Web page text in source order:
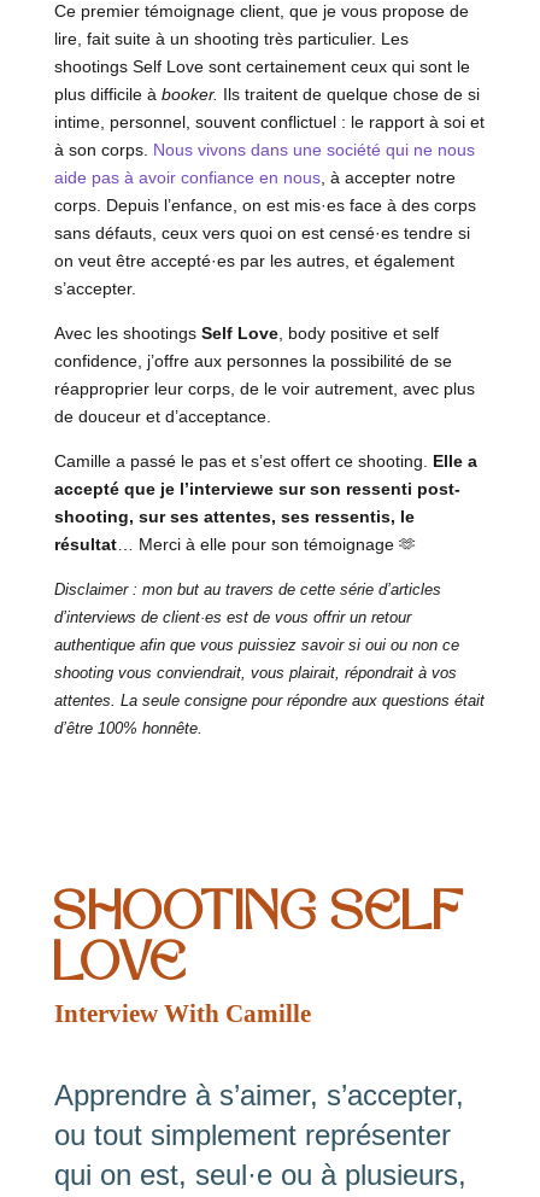
Ce premier témoignage client, que je vous propose de
lire, fait suite à un shooting très particulier. Les
shootings Self Love sont certainement ceux qui sont le
plus difficile à booker. Ils traitent de quelque chose de si
intime, personnel, souvent conflictuel : le rapport à soi et
à son corps. Nous vivons dans une société qui ne nous
aide pas à avoir confiance en nous, à accepter notre
corps. Depuis l’enfance, on est mis·es face à des corps
sans défauts, ceux vers quoi on est censé·es tendre si
on veut être accepté·es par les autres, et également
s’accepter.
Avec les shootings Self Love, body positive et self
confidence, j’offre aux personnes la possibilité de se
réapproprier leur corps, de le voir autrement, avec plus
de douceur et d’acceptance.
Camille a passé le pas et s’est offert ce shooting. Elle a
accepté que je l’interviewe sur son ressenti post-
shooting, sur ses attentes, ses ressentis, le
résultat… Merci à elle pour son témoignage 🫶
Disclaimer : mon but au travers de cette série d’articles
d’interviews de client·es est de vous offrir un retour
authentique afin que vous puissiez savoir si oui ou non ce
shooting vous conviendrait, vous plairait, répondrait à vos
attentes. La seule consigne pour répondre aux questions était
d’être 100% honnête.
SHOOTING SELF
LOVE
Interview With Camille
Apprendre à s’aimer, s’accepter,
ou tout simplement représenter
qui on est, seul·e ou à plusieurs,